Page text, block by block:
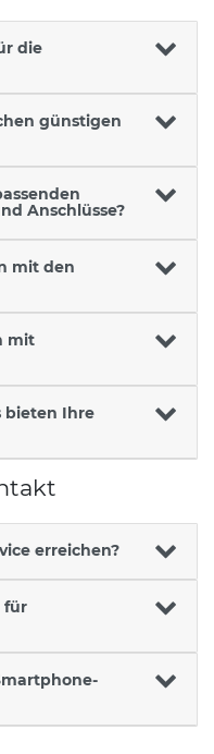
die
günstigen
Anschlüsse?
mit den
mit
bieten Ihre
erreichen?
für